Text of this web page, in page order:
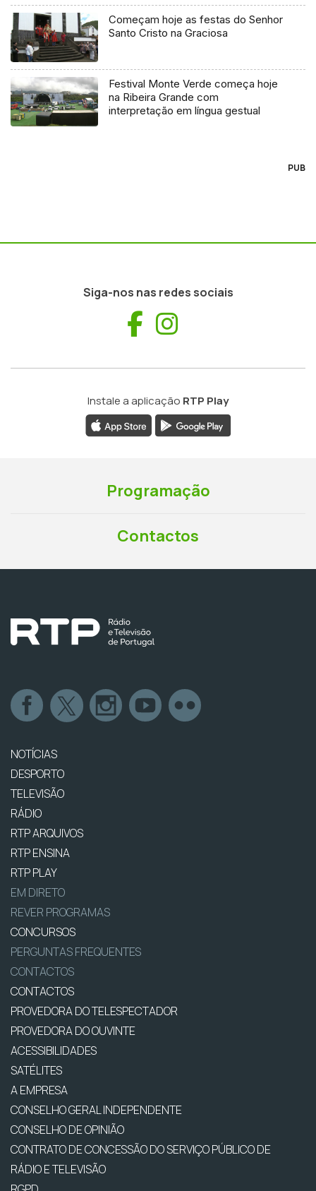
Começam hoje as festas do Senhor
Santo Cristo na Graciosa
Festival Monte Verde começa hoje
na Ribeira Grande com
interpretação em língua gestual
PUB
Siga-nos nas redes sociais
Facebook
Instale a aplicação RTP Play
Programação
Contactos
NOTÍCIAS
DESPORTO
TELEVISÃO
RÁDIO
RTP ARQUIVOS
RTP ENSINA
RTP PLAY
EM DIRETO
REVER PROGRAMAS
CONCURSOS
PERGUNTAS FREQUENTES
CONTACTOS
CONTACTOS
PROVEDORA DO TELESPECTADOR
PROVEDORA DO OUVINTE
ACESSIBILIDADES
SATÉLITES
A EMPRESA
CONSELHO GERAL INDEPENDENTE
CONSELHO DE OPINIÃO
CONTRATO DE CONCESSÃO DO SERVIÇO PÚBLICO DE
RÁDIO E TELEVISÃO